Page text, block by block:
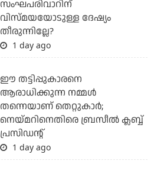
സംഘപരിവാറിന്
വിസ്മയയോടുള്ള ദേഷ്യം
തീരുന്നില്ലേ?
1 day ago
ഈ തട്ടിപ്പുകാരനെ
ആരാധിക്കുന്ന നമ്മള്‍
തന്നെയാണ് തെറ്റുകാര്‍;
നെയ്മറിനെതിരെ ബ്രസീല്‍ ക്ലബ്ബ്
പ്രസിഡന്റ്
1 day ago